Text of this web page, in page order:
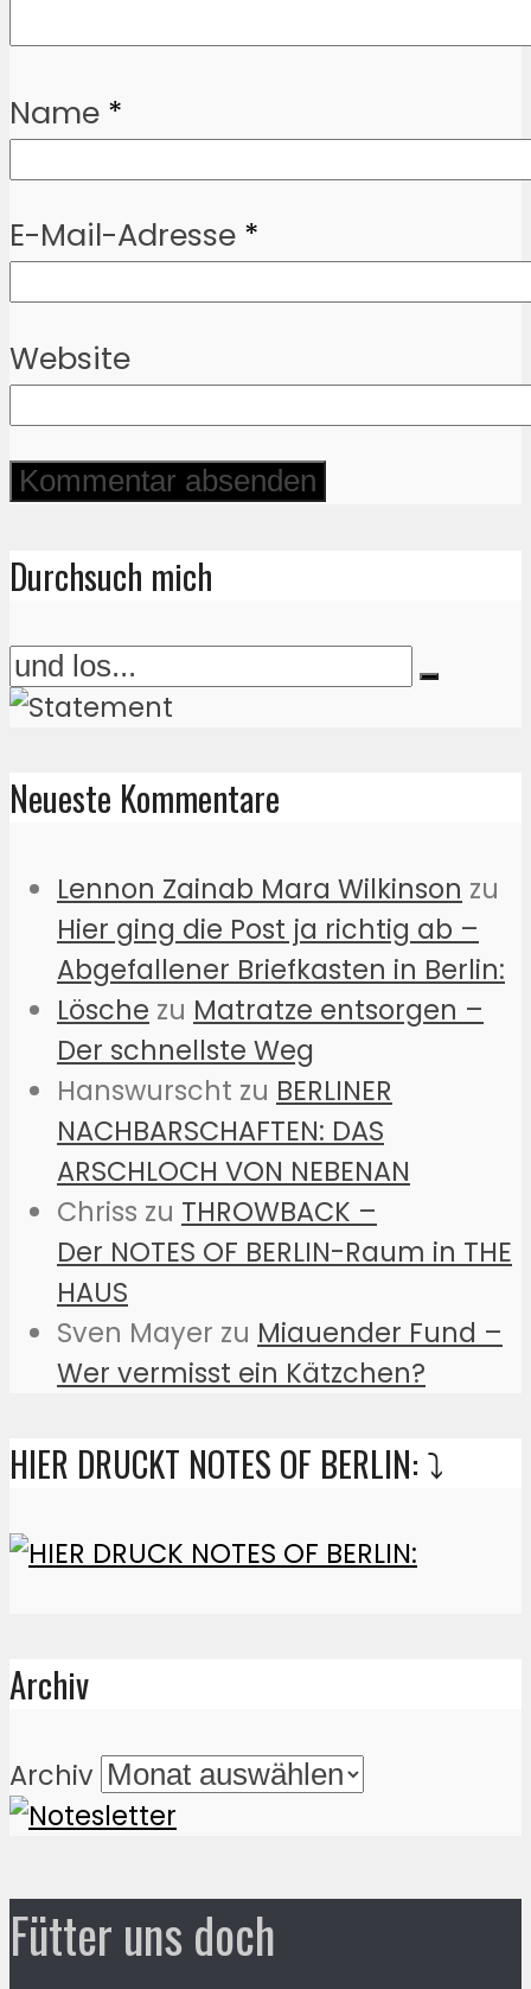
Name *
E-Mail-Adresse *
Website
Durchsuch mich
Neueste Kommentare
Lennon Zainab Mara Wilkinson zu
Hier ging die Post ja richtig ab –
Abgefallener Briefkasten in Berlin:
Lösche zu Matratze entsorgen –
Der schnellste Weg
Hanswurscht zu BERLINER
NACHBARSCHAFTEN: DAS
ARSCHLOCH VON NEBENAN
Chriss zu THROWBACK –
Der NOTES OF BERLIN-Raum in THE
HAUS
Sven Mayer zu Miauender Fund –
Wer vermisst ein Kätzchen?
HIER DRUCKT NOTES OF BERLIN: ⤵️
Archiv
Archiv
Fütter uns doch